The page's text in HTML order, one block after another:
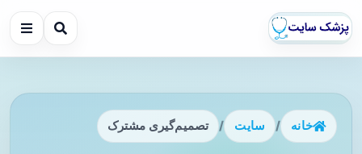
خانه / سایت / تصمیم‌گیری مشترک